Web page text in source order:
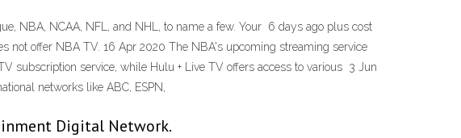
NBA, NCAA, NFL, and NHL, to name a few. Your 6 days ago plus cost
not offer NBA TV. 16 Apr 2020 The NBA's upcoming streaming service
subscription service, while Hulu + Live TV offers access to various 3 Jun
networks like ABC, ESPN,
Digital Network.